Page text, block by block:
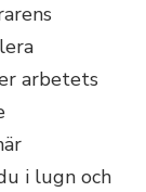
arbetets
i lugn och